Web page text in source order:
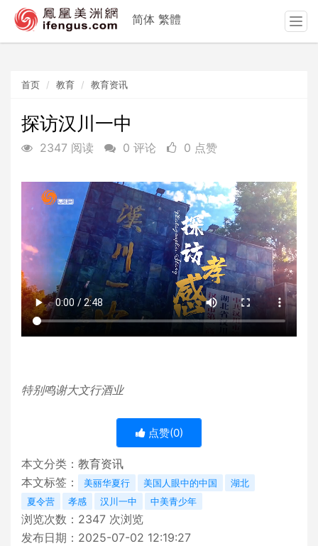
首页 教育 教育资讯
探访汉川一中
2347 阅读 0 评论 0 点赞
特别鸣谢大文行酒业
点赞(0)
本文分类： 教育资讯
本文标签：
美丽华夏行 美国人眼中的中国
湖北
夏令营
孝感 汉川一中 中美青少年
浏览次数： 2347 次浏览
发布日期：2025-07-02 12:19:27
简体 繁體
T
o
g
a
t
i
o
n